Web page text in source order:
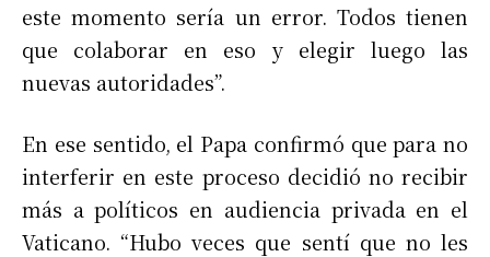
este momento sería un error. Todos tienen
que colaborar en eso y elegir luego las
nuevas autoridades”.
En ese sentido, el Papa confirmó que para no
interferir en este proceso decidió no recibir
más a políticos en audiencia privada en el
Vaticano. “Hubo veces que sentí que no les